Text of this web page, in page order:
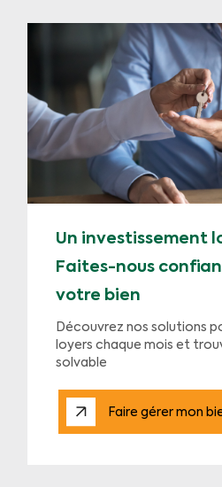
Un investissement
Faites-nous
votre bien
Découvrez nos solutions
loyers chaque mois et
solvable
Faire gérer mon